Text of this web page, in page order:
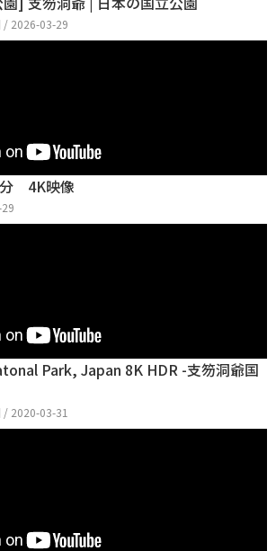
2026-03-29
分 4K映像
Park, Japan 8K HDR -支笏洞爺国
2020-03-31